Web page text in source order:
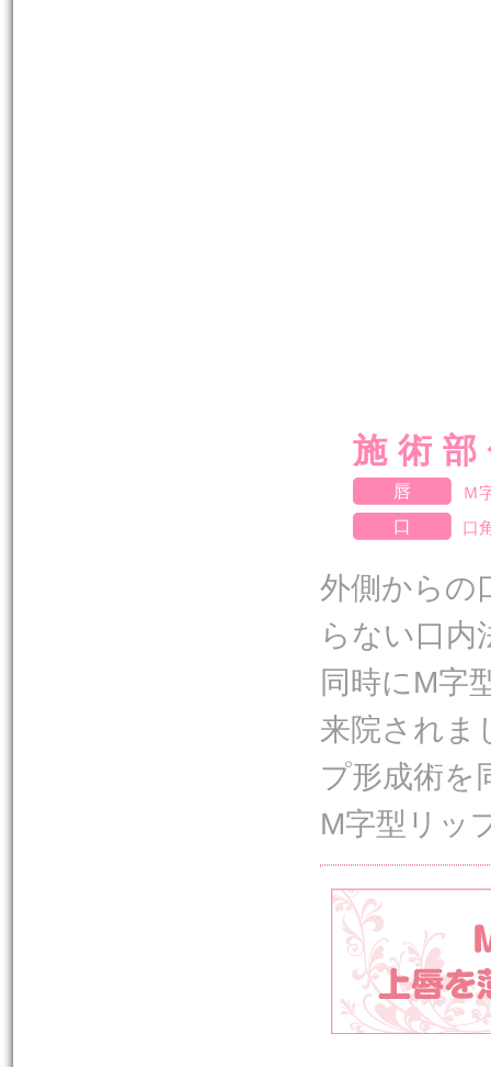
施術
唇
Ｍ
口
口
外側からの
らない口
同時にM字
来院されま
プ形成術を
M字型リッ